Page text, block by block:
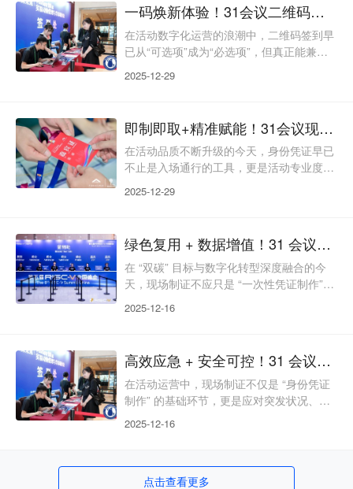
板，难以支撑现代活动“提效、增收、树
牌、留客”的核心诉求。31会议二维码签到
以“全场景适配、全风险兜底、全价值延伸”
程价值，为超百
一码焕新体验！31会议二维码签到，让活动运营更轻、更暖、更安全
在活动数字化运营的浪潮中，二维码签到早
已从“可选项”成为“必选项”，但真正能兼顾
全的解决方案，却寥寥无几。传统二维码签
度、高安全”的核心诉求。31会议二维码签
到深耕行业多年，以“轻量无负担、安全无
死角、体验有温度、数据有价值”为核心，
点，为超百万场活动
2025-12-29
即制即取+精准赋能！31会议现场制证，重塑活动入场新格调
在活动品质不断升级的今天，身份凭证早已
不止是入场通行的工具，更是活动专业度、
证件模式下，信息滞后、资源浪费、防伪薄
响活动口碑。31会议现场制证依托软硬件协
同技术，打破“先制后发”的固有模式，打造
“即到即制、精准防伪、品牌定制、全链协
件，为超百万场活动
2025-12-29
绿色复用 + 数据增值！31 会议现场制证，解锁活动可持续运营新范式
在 “双碳” 目标与数字化转型深度融合的今
天，现场制证不应只是 “一次性凭证制作”，
创新体验。传统现场制证常陷入 “资源浪
配现代活动的多元诉求。31 会议现场制证
打破传统局限，以 “绿色复用、数据增值、
场景延伸、合规可控” 为核心，让每一张胸
卡都成为活动可持续运营的 “核心载体”，为
2025-12-16
高效应急 + 安全可控！31 会议现场制证，筑牢活动核心防线
在活动运营中，现场制证不仅是 “身份凭证
制作” 的基础环节，更是应对突发状况、保
统现场制证常面临 “应急能力弱、防伪性
撑大型活动、高端会议的复杂需求。31 会
议现场制证以 “高效应急、安全防伪、全场
2025-12-16
点击查看更多